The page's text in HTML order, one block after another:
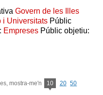
Govern de les Illes
i Universitats Públic
Empreses Públic objetiu:
mostra-me'n 10 20 50